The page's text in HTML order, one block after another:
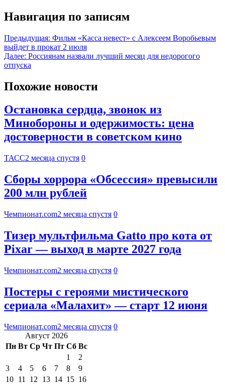
Навигация по записям
Предыдущая: Фильм «Касса невест» с Алексеем Воробьевым
выйдет в прокат 2 июля
Далее: Россиянам назвали лучший месяц для недорогого
отпуска
Похожие новости
Остановка сердца, звонок из
Минобороны и одержимость: цена
достоверности в советском кино
ТАСС2 месяца спустя 0
Сборы хоррора «Обсессия» превысили
200 млн рублей
Чемпионат.com2 месяца спустя 0
Тизер мультфильма Gatto про кота от
Pixar — выход в марте 2027 года
Чемпионат.com2 месяца спустя 0
Постеры с героями мистического
сериала «Малахит» — старт 12 июня
Чемпионат.com2 месяца спустя 0
Август 2026
Пн Вт Ср Чт Пт Сб Вс
1
2
3
4 5 6 7 8
9
10 11 12 13 14 15 16